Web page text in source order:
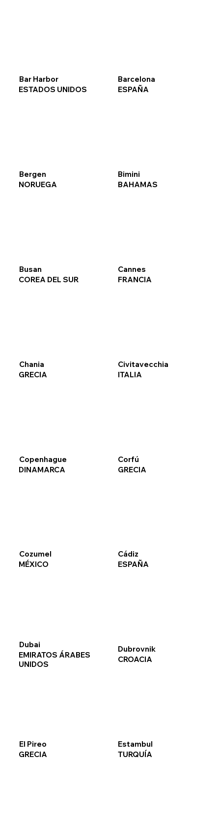
Bar Harbor
ESTADOS UNIDOS
Barcelona
ESPAÑA
Bergen
NORUEGA
Bimini
BAHAMAS
Busan
COREA DEL SUR
Cannes
FRANCIA
Chania
GRECIA
Civitavecchia
ITALIA
Copenhague
DINAMARCA
Corfú
GRECIA
Cozumel
MÉXICO
Cádiz
ESPAÑA
Dubai
EMIRATOS ÁRABES
UNIDOS
Dubrovnik
CROACIA
El Pireo
GRECIA
Estambul
TURQUÍA